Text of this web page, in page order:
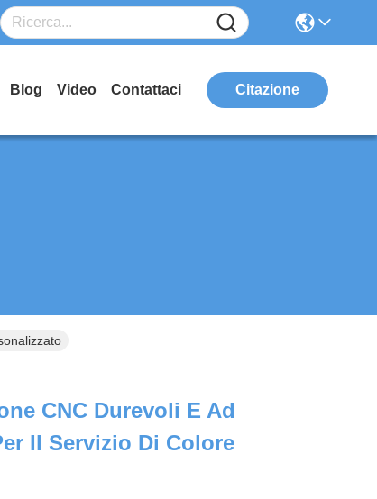
Blog Video Contattaci Citazione
CNC Durevoli E Ad
Il Servizio Di Colore